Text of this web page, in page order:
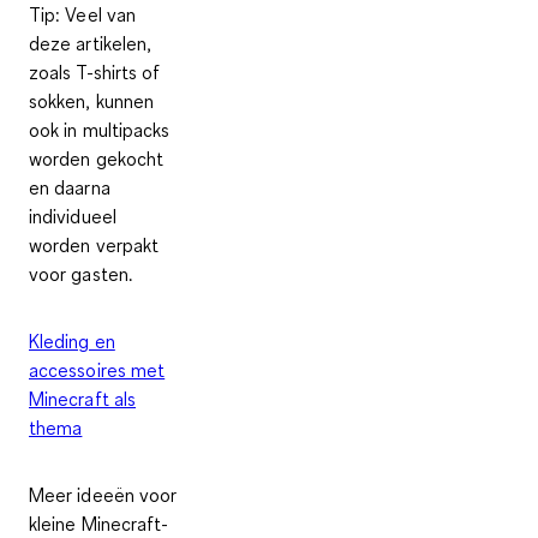
Tip: Veel van
deze artikelen,
zoals T-shirts of
sokken, kunnen
ook in multipacks
worden gekocht
en daarna
individueel
worden verpakt
voor gasten.
Kleding en
accessoires met
Minecraft als
thema
Meer ideeën voor
kleine Minecraft-